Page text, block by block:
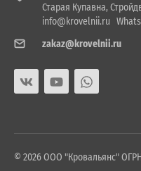
Старая Купавна,
info@krovelnii.ru
zakaz@krovelnii.ru
© 2026 ООО "Кровальянс" ОГРН